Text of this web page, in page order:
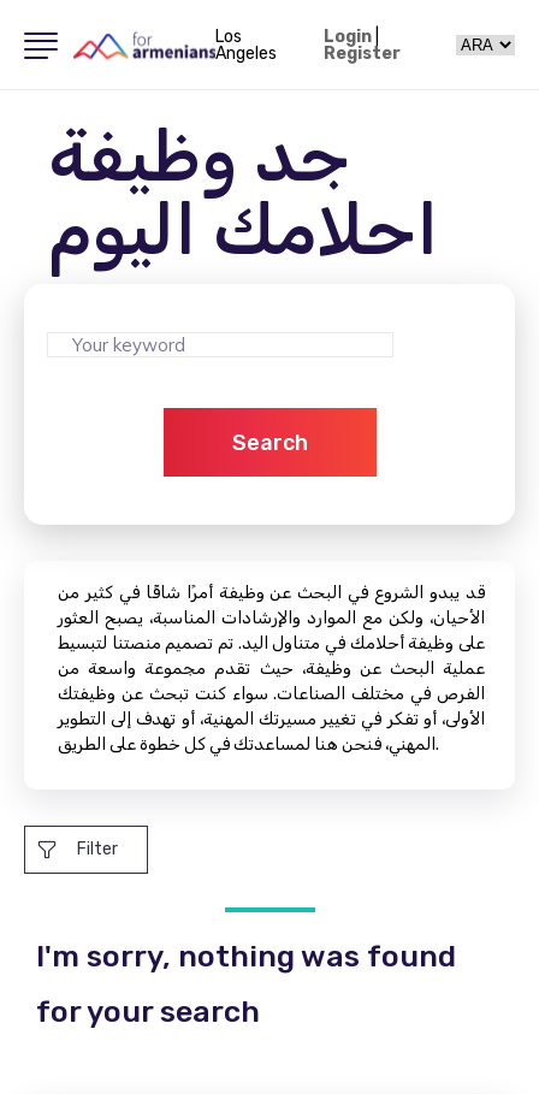
Los
Angeles
Login|
Register
جد وظيفة
احلامك اليوم
Search
قد يبدو الشروع في البحث عن وظيفة أمرًا شاقًا في كثير من
الأحيان، ولكن مع الموارد والإرشادات المناسبة، يصبح العثور
على وظيفة أحلامك في متناول اليد. تم تصميم منصتنا لتبسيط
عملية البحث عن وظيفة، حيث تقدم مجموعة واسعة من
الفرص في مختلف الصناعات. سواء كنت تبحث عن وظيفتك
الأولى، أو تفكر في تغيير مسيرتك المهنية، أو تهدف إلى التطوير
المهني، فنحن هنا لمساعدتك في كل خطوة على الطريق.
Filter
I'm sorry, nothing was found
for your search